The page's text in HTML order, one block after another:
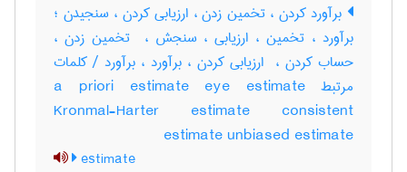
برآورد کردن ، تخمین زدن ، ارزیابی کردن ، سنجیدن ؛
برآورد ، تخمین ، ارزیابی ، سنجش ، ‌ تخمین زدن ،
حساب کردن ، ‌ ارزیابی کردن ، برآورد ، برآورد / کلمات
مرتبط a priori estimate eye estimate
Kronmal-Harter estimate consistent
estimate unbiased estimate
estimate